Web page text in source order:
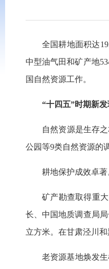
全国耕地面积达
中型油气田和矿产地
国自然资源工作。
“十四五”时期新
自然资源是生存
公园等9类自然资源的
耕地保护成效卓著
矿产勘查取得重
长、中国地质调查局
立方米。在甘肃泾川
老资源基地焕发